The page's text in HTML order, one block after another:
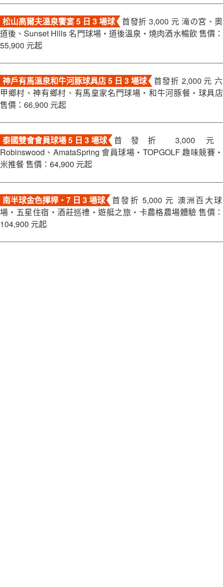
松山高爾夫溫泉饗宴 5 日 3 場球
首發折 3,000 元 滝の宮、奧
道後、Sunset Hills 名門球場・道後溫泉・燒肉酒水暢飲 售價：
55,900 元起
神戶有馬溫泉和牛河豚球具店 5 日 3 場球
首發折 2,000 元 六
甲鄉村、神有鄉村、有馬皇家名門球場・和牛河豚餐・球具店
售價：66,900 元起
泰國雙會會員球場 5 日 3 場球
首發折 3,000 元
Robinswood、AmataSpring 會員球場・TOPGOLF 趣味競賽・
米推餐 售價：64,900 元起
南半球金色揮桿・7 日 3 場球
首發折 5,000 元 澳洲百大球
場・五星住宿・酒莊巡禮・遊艇之旅・卡農格農場體驗 售價：
104,900 元起